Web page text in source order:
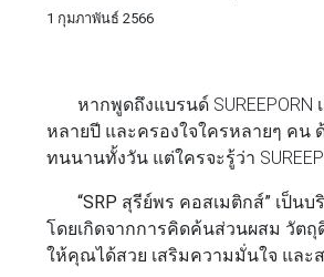
1 กุมภาพันธ์ 2566
หากพูดถึงแบรนด์ SUREEPORN
หลายปี และครองใจใครหลายๆ คน
ทนนานทั้งวัน แต่ใครจะรู้ว่า
“SRP สุรีย์พร คอสเมติกส์” เป็นบ
โดยเกิดจากการคิดค้นส่วนผสม วัต
ให้คุณได้สวย เสริมความมั่นใจ และ